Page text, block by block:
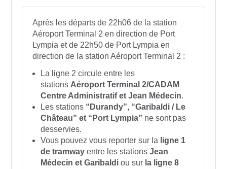
Après les départs de 22h06 de la station
Aéroport Terminal 2 en direction de Port
Lympia et de 22h50 de Port Lympia en
direction de la station Aéroport Terminal 2 :
La ligne 2 circule entre les
stations Aéroport Terminal 2/CADAM
Centre Administratif et Jean Médecin.
Les stations “Durandy”, “Garibaldi / Le
Château” et “Port Lympia” ne sont pas
desservies.
Vous pouvez vous reporter sur la ligne 1
de tramway entre les stations Jean
Médecin et Garibaldi ou sur la ligne 8